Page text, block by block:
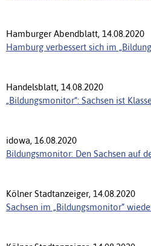
Hamburger Abendblatt, 14.08.2020
Hamburg verbessert sich im
Handelsblatt, 14.08.2020
„Bildungsmonitor“: Sachsen ist
idowa, 16.08.2020
Bildungsmonitor: Den Sachsen auf
Kölner Stadtanzeiger, 14.08.2020
Sachsen im „Bildungsmonitor”